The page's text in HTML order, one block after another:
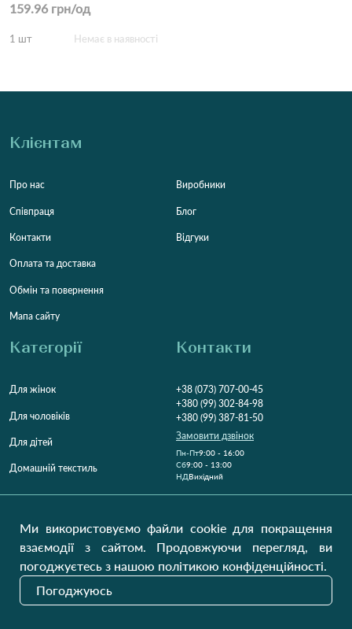
159.96 грн/од
1 шт Немає в наявності
Клієнтам
Про нас
Співпраця
Контакти
Оплата та доставка
Обмін та повернення
Мапа сайту
Виробники
Блог
Відгуки
Категорії
Для жінок
Для чоловіків
Для дітей
Домашній текстиль
Контакти
+38 (073) 707-00-45
+380 (99) 302-84-98
+380 (99) 387-81-50
Замовити дзвінок
Пн-Пт9:00 - 16:00
Cб9:00 - 13:00
НДВихідний
Наші оновлення
Ми використовуємо файли cookie для покращення
взаємодії з сайтом. Продовжуючи перегляд, ви
погоджуєтесь з нашою політикою конфіденційності.
Погоджуюсь